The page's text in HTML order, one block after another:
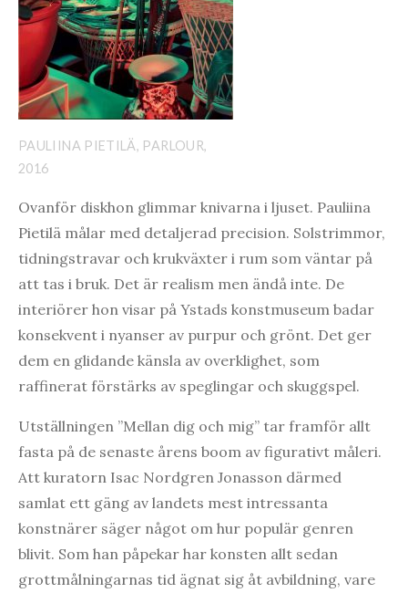
PAULIINA PIETILÄ, PARLOUR,
2016
Ovanför diskhon glimmar knivarna i ljuset. Pauliina
Pietilä målar med detaljerad precision. Solstrimmor,
tidningstravar och krukväxter i rum som väntar på
att tas i bruk. Det är realism men ändå inte. De
interiörer hon visar på Ystads konstmuseum badar
konsekvent i nyanser av purpur och grönt. Det ger
dem en glidande känsla av overklighet, som
raffinerat förstärks av speglingar och skuggspel.
Utställningen ”Mellan dig och mig” tar framför allt
fasta på de senaste årens boom av figurativt måleri.
Att kuratorn Isac Nordgren Jonasson därmed
samlat ett gäng av landets mest intressanta
konstnärer säger något om hur populär genren
blivit. Som han påpekar har konsten allt sedan
grottmålningarnas tid ägnat sig åt avbildning, vare